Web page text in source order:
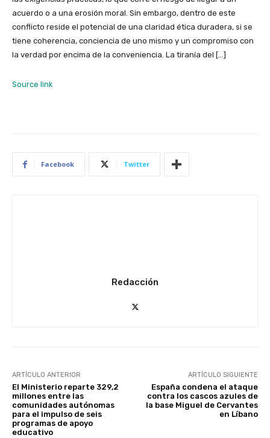
acuerdo o a una erosión moral. Sin embargo, dentro de este
conflicto reside el potencial de una claridad ética duradera, si se
tiene coherencia, conciencia de uno mismo y un compromiso con
la verdad por encima de la conveniencia. La tiranía del […]
Source link
Facebook Twitter
Redacción
ARTÍCULO ANTERIOR
El Ministerio reparte 329,2
millones entre las
comunidades autónomas
para el impulso de seis
programas de apoyo
educativo
ARTÍCULO SIGUIENTE
España condena el ataque
contra los cascos azules de
la base Miguel de Cervantes
en Líbano